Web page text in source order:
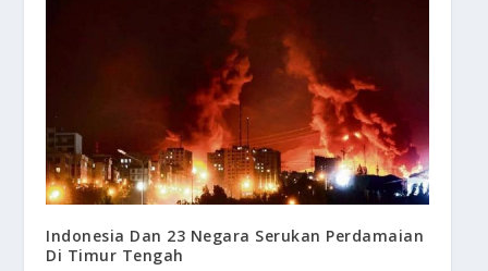
Indonesia Dan 23 Negara Serukan Perdamaian
Di Timur Tengah